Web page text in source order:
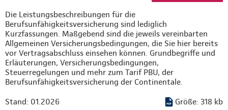
Die Leistungsbeschreibungen für die
Berufsunfähigkeitsversicherung sind lediglich
Kurzfassungen. Maßgebend sind die jeweils vereinbarten
Allgemeinen Versicherungsbedingungen, die Sie hier bereits
vor Vertragsabschluss einsehen können. Grundbegriffe und
Erläuterungen, Versicherungsbedingungen,
Steuerregelungen und mehr zum Tarif PBU, der
Berufsunfähigkeitsversicherung der Continentale.
Stand: 01.2026
Größe: 318 kb